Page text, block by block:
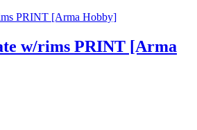
w/rims PRINT [Arma